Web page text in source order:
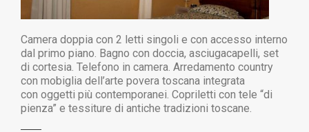
Camera doppia con 2 letti singoli e con accesso interno
dal primo piano. Bagno con doccia, asciugacapelli, set
di cortesia. Telefono in camera. Arredamento country
con mobiglia dell’arte povera toscana integrata
con oggetti più contemporanei. Copriletti con tele “di
pienza” e tessiture di antiche tradizioni toscane.